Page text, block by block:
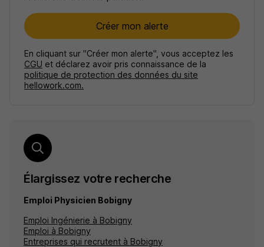
Créer mon alerte
En cliquant sur "Créer mon alerte", vous acceptez les
CGU et déclarez avoir pris connaissance de la
politique de protection des données du site
hellowork.com.
Élargissez votre recherche
Emploi Physicien Bobigny
Emploi Ingénierie à Bobigny
Emploi à Bobigny
Entreprises qui recrutent à Bobigny